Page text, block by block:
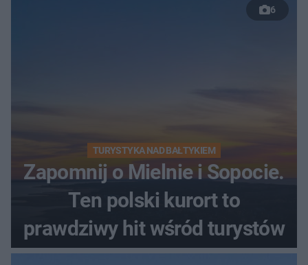
6
TURYSTYKA NAD BAŁTYKIEM
Zapomnij o Mielnie i Sopocie.
Ten polski kurort to
prawdziwy hit wśród turystów